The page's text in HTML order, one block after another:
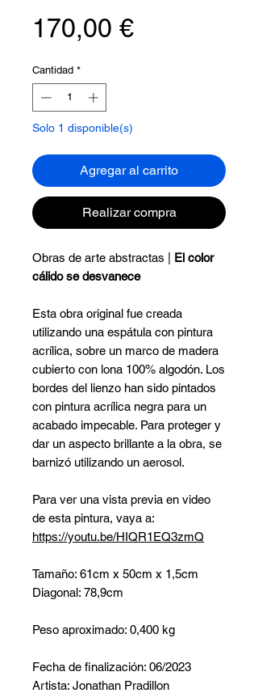
170,00 €Precio
Cantidad *
Solo 1 disponible(s)
Agregar al carrito
Realizar compra
Obras de arte abstractas | El color
cálido se desvanece
Esta obra original fue creada
utilizando una espátula con pintura
acrílica, sobre un marco de madera
cubierto con lona 100% algodón. Los
bordes del lienzo han sido pintados
con pintura acrílica negra para un
acabado impecable. Para proteger y
dar un aspecto brillante a la obra, se
barnizó utilizando un aerosol.
Para ver una vista previa en video
de esta pintura, vaya a:
https://youtu.be/HIQR1EQ3zmQ
Tamaño: 61cm x 50cm x 1,5cm
Diagonal: 78,9cm
Peso aproximado: 0,400 kg
Fecha de finalización: 06/2023
Artista: Jonathan Pradillon